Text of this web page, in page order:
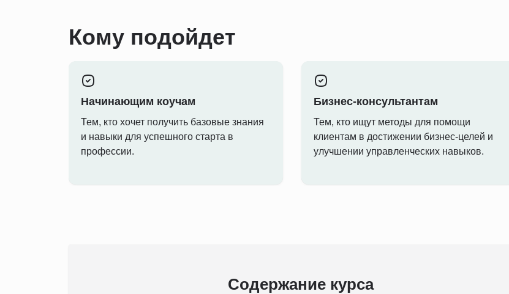
Кому подойдет
Начинающим коучам
Тем, кто хочет получить базовые знания
и навыки для успешного старта в
профессии.
Бизнес-консультантам
Тем, кто ищут методы для помощи
клиентам в достижении бизнес-целей и
улучшении управленческих навыков.
Содержание курса